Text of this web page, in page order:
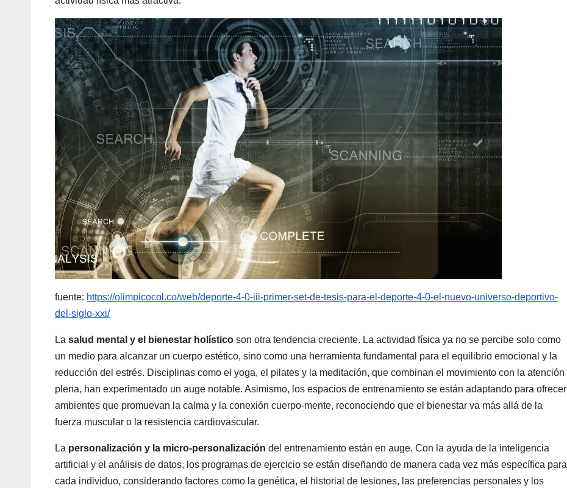
fuente: https://olimpicocol.co/web/deporte-4-0-iii-primer-set-de-tesis-para-el-deporte-4-0-el-nuevo-universo-deportivo-
del-siglo-xxi/
La salud mental y el bienestar holístico son otra tendencia creciente. La actividad física ya no se percibe solo como
un medio para alcanzar un cuerpo estético, sino como una herramienta fundamental para el equilibrio emocional y la
reducción del estrés. Disciplinas como el yoga, el pilates y la meditación, que combinan el movimiento con la atención
plena, han experimentado un auge notable. Asimismo, los espacios de entrenamiento se están adaptando para ofrecer
ambientes que promuevan la calma y la conexión cuerpo-mente, reconociendo que el bienestar va más allá de la
fuerza muscular o la resistencia cardiovascular.
La personalización y la micro-personalización del entrenamiento están en auge. Con la ayuda de la inteligencia
artificial y el análisis de datos, los programas de ejercicio se están diseñando de manera cada vez más específica para
cada individuo, considerando factores como la genética, el historial de lesiones, las preferencias personales y los